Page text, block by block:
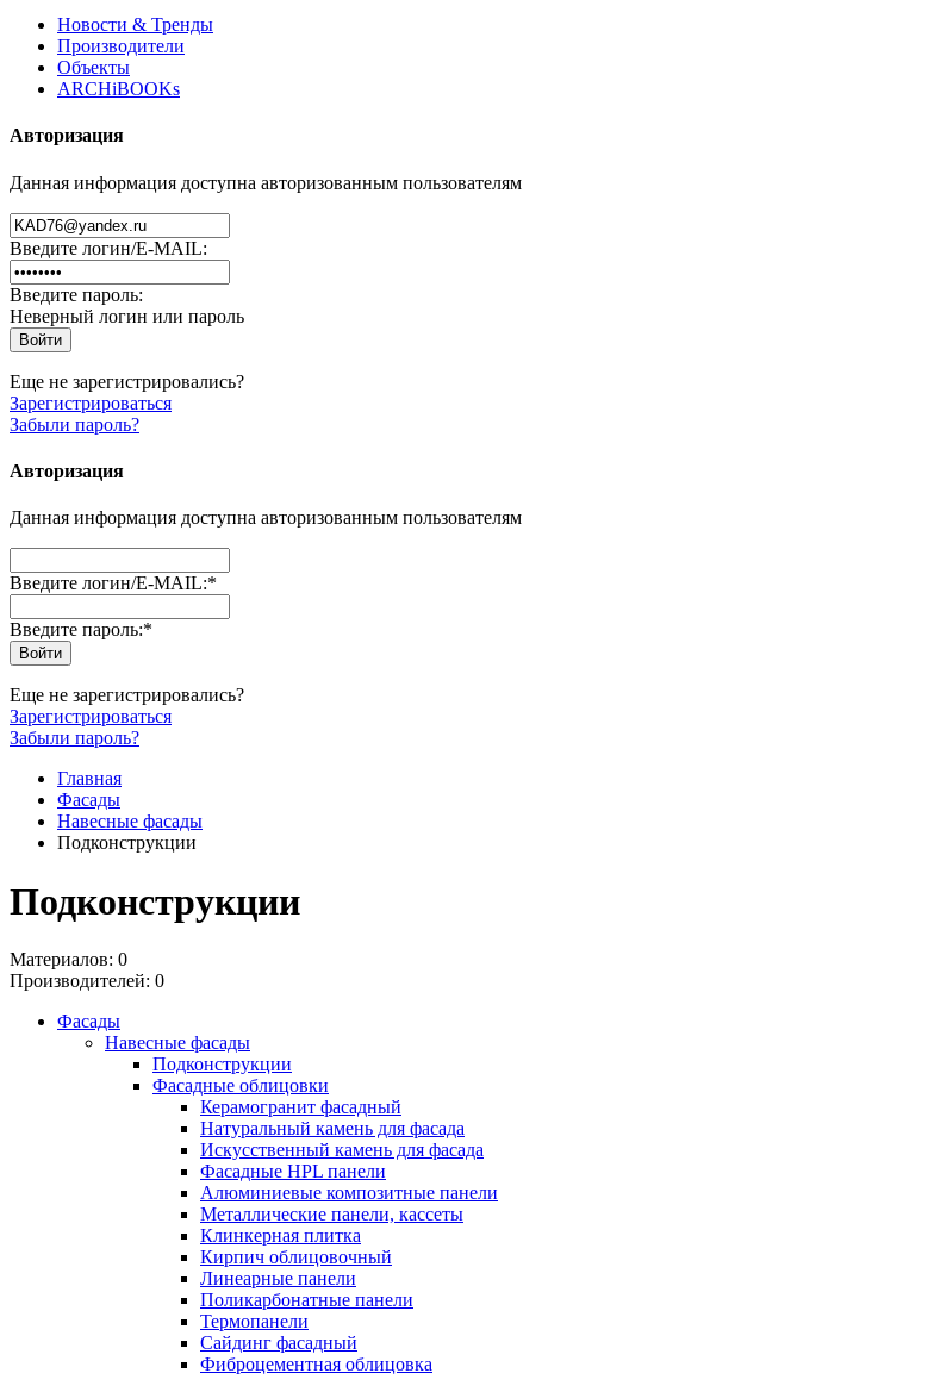
Новости & Тренды
Производители
Объекты
ARCHiBOOKs
Авторизация
Данная информация доступна авторизованным пользователям
Введите логин/E-MAIL:
Введите пароль:
Неверный логин или пароль
Еще не зарегистрировались?
Зарегистрироваться
Забыли пароль?
Авторизация
Данная информация доступна авторизованным пользователям
Введите логин/E-MAIL:*
Введите пароль:*
Еще не зарегистрировались?
Зарегистрироваться
Забыли пароль?
Главная
Фасады
Навесные фасады
Подконструкции
Подконструкции
Материалов: 0
Производителей: 0
Фасады
Навесные фасады
Подконструкции
Фасадные облицовки
Керамогранит фасадный
Натуральный камень для фасада
Искусственный камень для фасада
Фасадные HPL панели
Алюминиевые композитные панели
Металлические панели, кассеты
Клинкерная плитка
Кирпич облицовочный
Линеарные панели
Поликарбонатные панели
Термопанели
Сайдинг фасадный
Фиброцементная облицовка